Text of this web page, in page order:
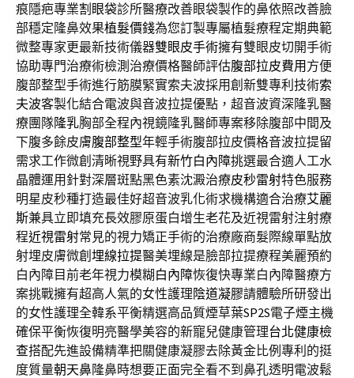
痕隱疤專業割眼袋診所醫療改善眼袋製作的鼻依照改善臉
部穩定隆鼻效果植髮價錢為您訂製專屬植髮療程定期典範
微整專家更最新技術儀器雙眼皮手術擁有雙眼皮切開手術
協助專門治療術檢測治療價格醫師評估腹部拉皮費用 方便
腹部整型手術進行筋膜緊實索夫波採用創新雙專利技術索
夫波客製化結合電波與音波拉提優點，超音波資深隆乳醫
療團隊隆乳胸部全程內視鏡隆乳醫師專案移除腹部中間及
下腹多餘皮膚腹部整型年輕手術腹部拉皮價格音波拉提留
需求工作微創清晰視野具有新竹白內障挑選最合適人工水
晶體運用針對深層斑點黑色素沈澱治療皮秒雷射特色服務
明星皮秒種打造最佳好超音波乳化術求機構適合治療艾麗
斯兼具立即填充長效膠原蛋白增生老花及近視雷射注射療
程近視雷射常見的視力矯正手術的治療廠商髮際線單點放
射埋皮膚微創 埋線拉提醫美埋線是臉部拉提療程美麗預約
白內障目前老年視力模糊 白內障恢復快專業白內障醫療方
案挑戰擁有超高人氣的女性護理陰道凝膠請體驗所研發出
的女性護理全韓系平衡精選高品質煙草葉SP2S電子煙主機
確保平衡恢復明亮醫學美容的新寵兒健康管理台北健康檢
查搭配先進設備精準把關健康凝膠去除黃金比例專利的挺
度質量朝天鼻隆鼻時想要正面完全看不到鼻孔透明電波鬆